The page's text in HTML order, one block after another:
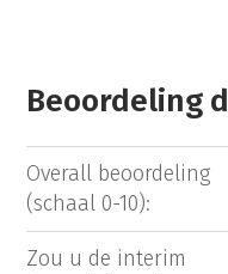
Beoordeling
Overall beoordeling
(schaal 0-10):
Zou u de interim